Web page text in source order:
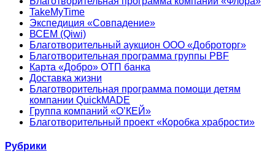
TakeMyTime
Экспедиция «Совпадение»
ВСЕМ (Qiwi)
Благотворительный аукцион ООО «Доброторг»
Благотворительная программа группы PBF
Карта «Добро» ОТП банка
Доставка жизни
Благотворительная программа помощи детям
компании QuickMADE
Группа компаний «О’КЕЙ»
Благотворительный проект «Коробка храбрости»
Рубрики